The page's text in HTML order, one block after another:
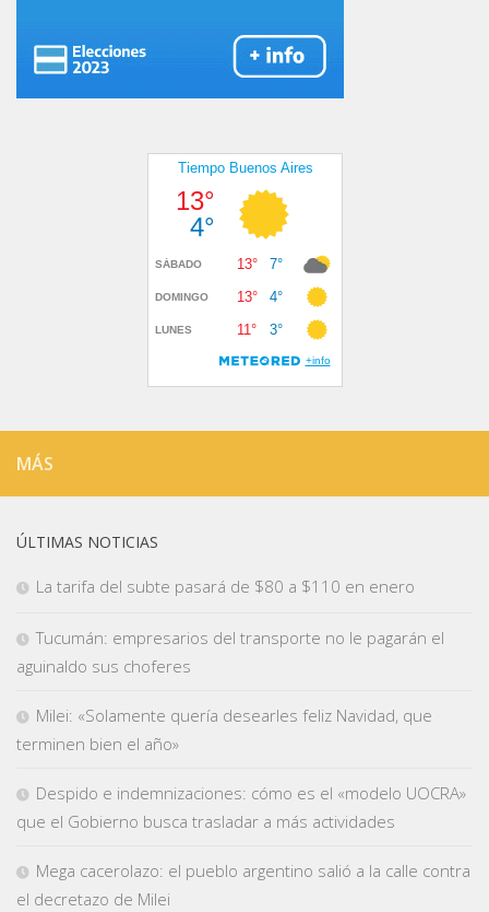
MÁS
ÚLTIMAS NOTICIAS
La tarifa del subte pasará de $80 a $110 en enero
Tucumán: empresarios del transporte no le pagarán el
aguinaldo sus choferes
Milei: «Solamente quería desearles feliz Navidad, que
terminen bien el año»
Despido e indemnizaciones: cómo es el «modelo UOCRA»
que el Gobierno busca trasladar a más actividades
Mega cacerolazo: el pueblo argentino salió a la calle contra
el decretazo de Milei